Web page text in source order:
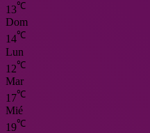
13℃
Dom
14℃
Lun
12℃
Mar
17℃
Mié
19℃